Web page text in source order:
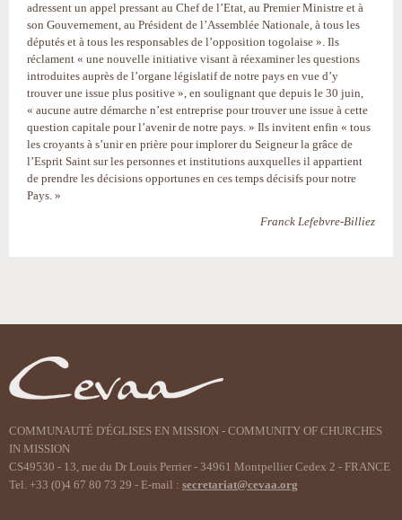
adressent un appel pressant au Chef de l’Etat, au Premier Ministre et à
son Gouvernement, au Président de l’Assemblée Nationale, à tous les
députés et à tous les responsables de l’opposition togolaise ». Ils
réclament « une nouvelle initiative visant à réexaminer les questions
introduites auprès de l’organe législatif de notre pays en vue d’y
trouver une issue plus positive », en soulignant que depuis le 30 juin,
« aucune autre démarche n’est entreprise pour trouver une issue à cette
question capitale pour l’avenir de notre pays. » Ils invitent enfin « tous
les croyants à s’unir en prière pour implorer du Seigneur la grâce de
l’Esprit Saint sur les personnes et institutions auxquelles il appartient
de prendre les décisions opportunes en ces temps décisifs pour notre
Pays. »
Franck Lefebvre-Billiez
document
COMMUNAUTÉ D'ÉGLISES EN MISSION - COMMUNITY OF CHURCHES
IN MISSION
CS49530 - 13, rue du Dr Louis Perrier - 34961 Montpellier Cedex 2 - FRANCE
Tel. +33 (0)4 67 80 73 29 - E-mail : secretariat@cevaa.org